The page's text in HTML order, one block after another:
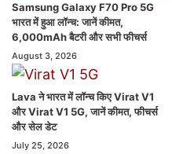
Samsung Galaxy F70 Pro 5G
भारत में हुआ लॉन्च: जानें कीमत,
6,000mAh बैटरी और सभी फीचर्स
August 3, 2026
Lava ने भारत में लॉन्च किए Virat V1
और Virat V1 5G, जानें कीमत, फीचर्स
और सेल डेट
July 25, 2026